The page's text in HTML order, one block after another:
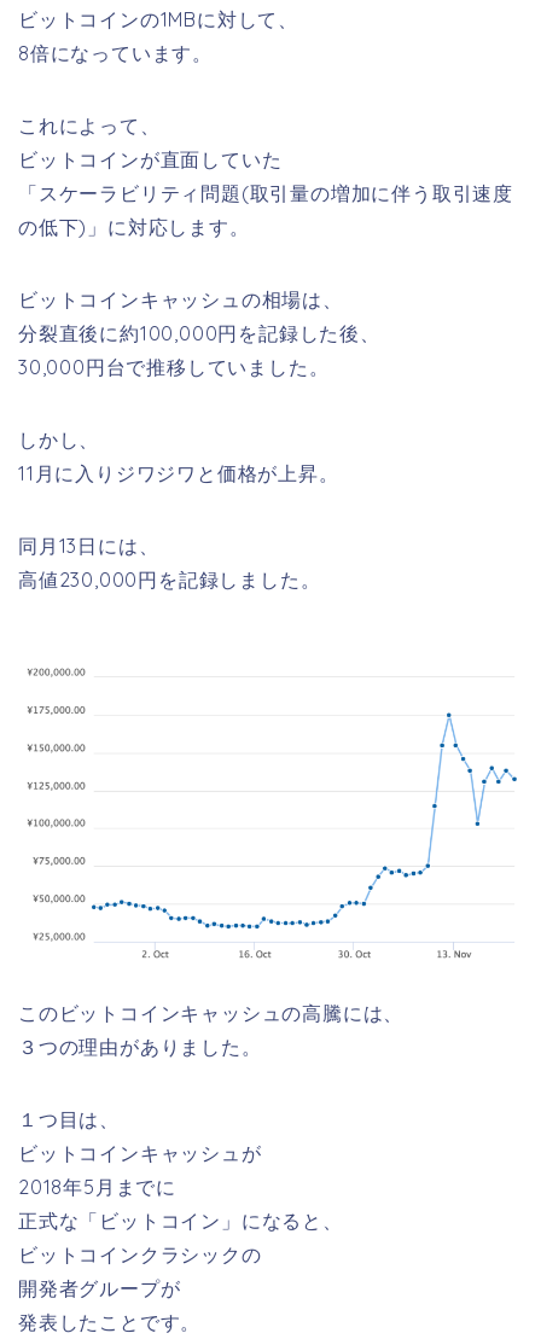
ビットコインの1MBに対して、
8倍になっています。
これによって、
ビットコインが直面していた
「スケーラビリティ問題(取引量の増加に伴う取引速度
の低下)」に対応します。
ビットコインキャッシュの相場は、
分裂直後に約100,000円を記録した後、
30,000円台で推移していました。
しかし、
11月に入りジワジワと価格が上昇。
同月13日には、
高値230,000円 を記録しました。
このビットコインキャッシュの高騰には、
３つの理由がありました。
１つ目は、
ビットコインキャッシュが
2018年5月までに
正式な「ビットコイン」になる と、
ビットコインクラシックの
開発者グループが
発表したことです。